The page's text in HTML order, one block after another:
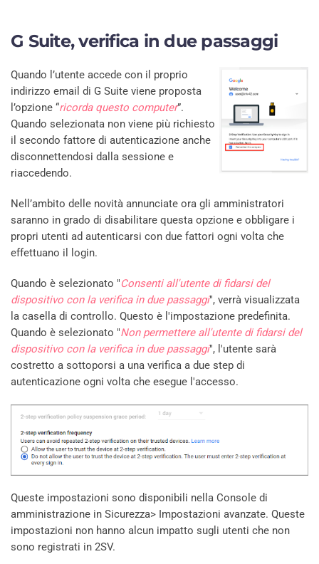
G Suite, verifica in due passaggi
Quando l’utente accede con il proprio
indirizzo email di G Suite viene proposta
l’opzione “ricorda questo computer”.
Quando selezionata non viene più richiesto
il secondo fattore di autenticazione anche
disconnettendosi dalla sessione e
riaccedendo.
Nell’ambito delle novità annunciate ora gli amministratori
saranno in grado di disabilitare questa opzione e obbligare i
propri utenti ad autenticarsi con due fattori ogni volta che
effettuano il login.
Quando è selezionato "Consenti all'utente di fidarsi del
dispositivo con la verifica in due passaggi", verrà visualizzata
la casella di controllo. Questo è l'impostazione predefinita.
Quando è selezionato "Non permettere all'utente di fidarsi del
dispositivo con la verifica in due passaggi", l'utente sarà
costretto a sottoporsi a una verifica a due step di
autenticazione ogni volta che esegue l'accesso.
Queste impostazioni sono disponibili nella Console di
amministrazione in Sicurezza> Impostazioni avanzate. Queste
impostazioni non hanno alcun impatto sugli utenti che non
sono registrati in 2SV.